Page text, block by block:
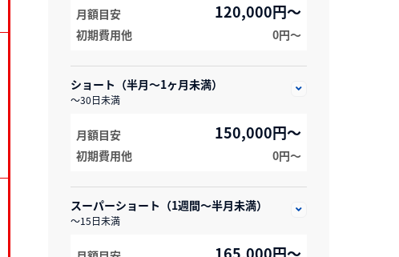
月額目安 120,000円～
初期費用他 0円〜
ショート（半月～1ヶ月未満）
～30日未満
月額目安 150,000円～
初期費用他 0円〜
スーパーショート（1週間～半月未満）
～15日未満